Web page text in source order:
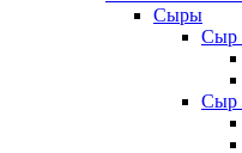
Сыры
Сыр
Сыр